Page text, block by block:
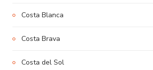
Costa Blanca
Costa Brava
Costa del Sol